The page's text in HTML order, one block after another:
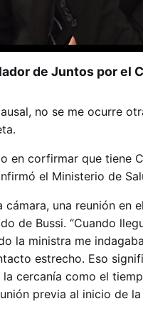
de Juntos por el
no se me ocurre
en corfirmar que tiene
el Ministerio de
una reunión en
de Bussi. “Cuando
la ministra me
estrecho. Eso
cercanía como el
previa al inicio de la